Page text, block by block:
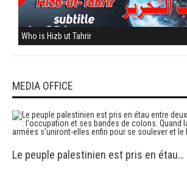
Who is Hizb ut Tahrir
MEDIA OFFICE
Le peuple palestinien est pris en étau…